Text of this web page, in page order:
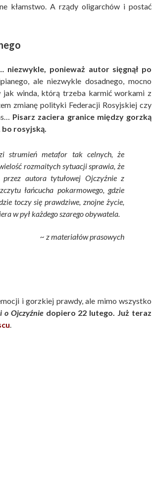
kłamstwo. A rządy oligarchów i postać
ponieważ autor sięgnął po
ale niezwykle dosadnego, mocno
winda, którą trzeba karmić workami z
zmianę polityki Federacji Rosyjskiej czy
Pisarz zaciera granice między gorzką
bo rosyjską.
strumień metafor tak celnych, że
rozmaitych sytuacji sprawia, że
autora tytułowej Ojczyźnie z
łańcucha pokarmowego, gdzie
toczy się prawdziwe, znojne życie,
w pył każdego szarego obywatela.
~ z materiałów prasowych
i gorzkiej prawdy, ale mimo wszystko
o Ojczyźniedopiero 22 lutego. Już teraz
.